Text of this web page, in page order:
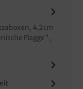
4,2cm
Flagge",